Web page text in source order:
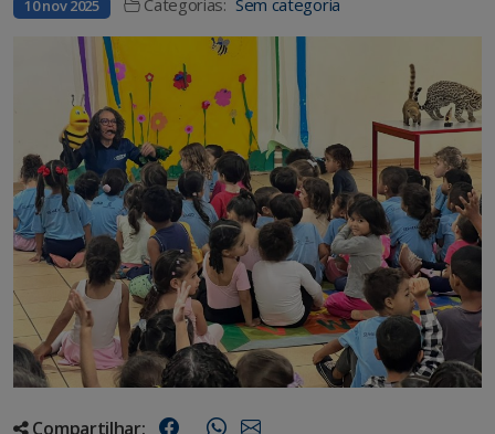
10 nov 2025 Categorias: Sem categoria
Compartilhar: